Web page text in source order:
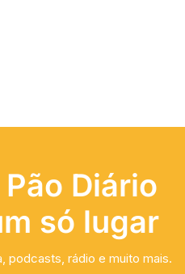
Diário
só lugar
podcasts, rádio e muito mais.